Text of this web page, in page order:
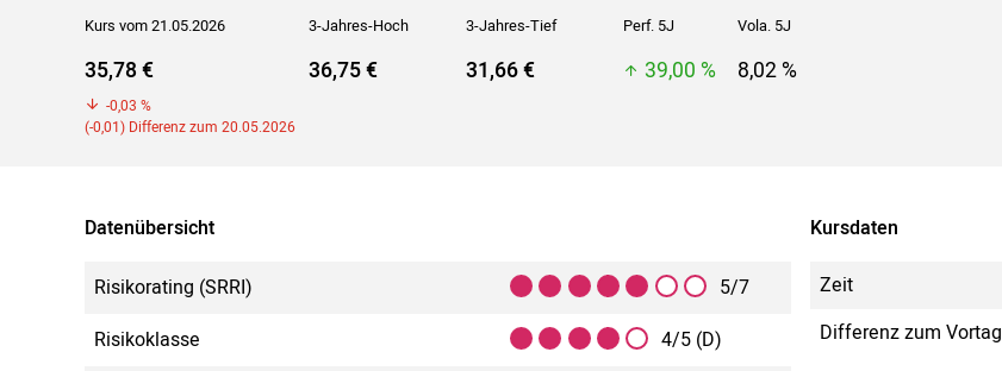
Kurs vom 21.05.2026 3-Jahres-Hoch 3-Jahres-Tief Perf. 5J Vola. 5J
35,78 €
-0,03 %
(-0,01) Differenz zum 20.05.2026
36,75 € 31,66 € 39,00 % 8,02 %
Datenübersicht
Risikorating (SRRI)
5/7
Risikoklasse
4/5 (D)
Kursdaten
Zeit
Differenz zum Vortag